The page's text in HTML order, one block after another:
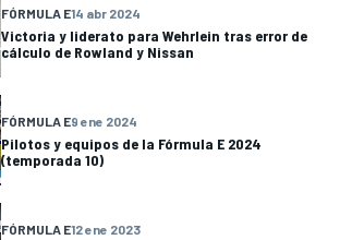
FÓRMULA E14 abr 2024
Victoria y liderato para Wehrlein tras error de
cálculo de Rowland y Nissan
FÓRMULA E9 ene 2024
Pilotos y equipos de la Fórmula E 2024
(temporada 10)
FÓRMULA E12 ene 2023